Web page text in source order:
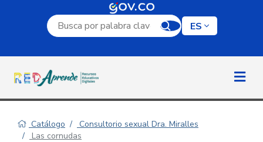
Campo de búsqueda por palabra clave
ES
Catálogo
Consultorio sexual Dra. Miralles
Las cornudas